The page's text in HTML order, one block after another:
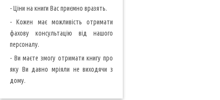
- Ціни на книги Вас приємно вразять.
- Кожен має можливість отримати
фахову консультацію від нашого
персоналу.
- Ви маєте змогу отримати книгу про
яку Ви давно мріяли не виходячи з
дому.